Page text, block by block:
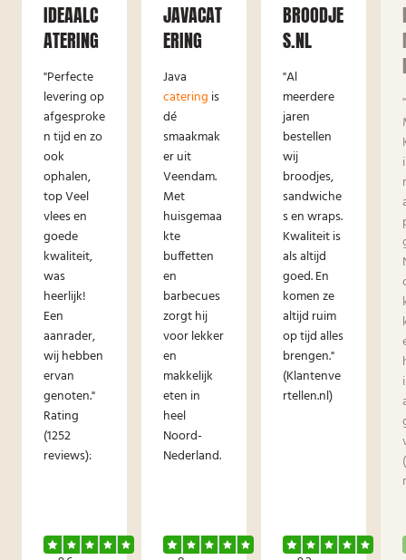
IDEAALC
ATERING
"Perfecte
levering op
afgesproke
n tijd en zo
ook
ophalen,
top Veel
vlees en
goede
kwaliteit,
was
heerlijk!
Een
aanrader,
wij hebben
ervan
genoten."
Rating
(1252
reviews):
JAVACAT
ERING
Java
catering is
dé
smaakmak
er uit
Veendam.
Met
huisgemaa
kte
buffetten
en
barbecues
zorgt hij
voor lekker
en
makkelijk
eten in
heel
Noord-
Nederland.
BROODJE
S.NL
"Al
meerdere
jaren
bestellen
wij
broodjes,
sandwiche
s en wraps.
Kwaliteit is
als altijd
goed. En
komen ze
altijd ruim
op tijd alles
brengen."
(Klantenve
rtellen.nl)